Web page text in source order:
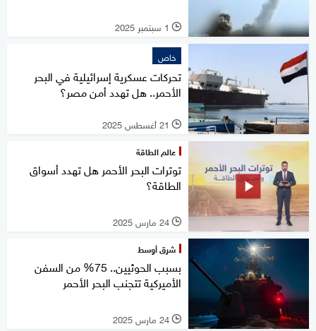
l 1 سبتمبر 2025
خاص
تحركات عسكرية إسرائيلية في البحر
الأحمر.. هل تهدد أمن مصر؟
l 21 أغسطس 2025
عالم الطاقة
توترات البحر الأحمر هل تهدد أسواق
الطاقة؟
l 24 مارس 2025
شرق أوسط
بسبب الحوثيين.. 75% من السفن
الأميركية تتجنب البحر الأحمر
l 24 مارس 2025